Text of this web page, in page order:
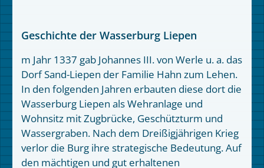
Geschichte der Wasserburg Liepen
m Jahr 1337 gab Johannes III. von Werle u. a. das
Dorf Sand-Liepen der Familie Hahn zum Lehen.
In den folgenden Jahren erbauten diese dort die
Wasserburg Liepen als Wehranlage und
Wohnsitz mit Zugbrücke, Geschützturm und
Wassergraben. Nach dem Dreißigjährigen Krieg
verlor die Burg ihre strategische Bedeutung. Auf
den mächtigen und gut erhaltenen